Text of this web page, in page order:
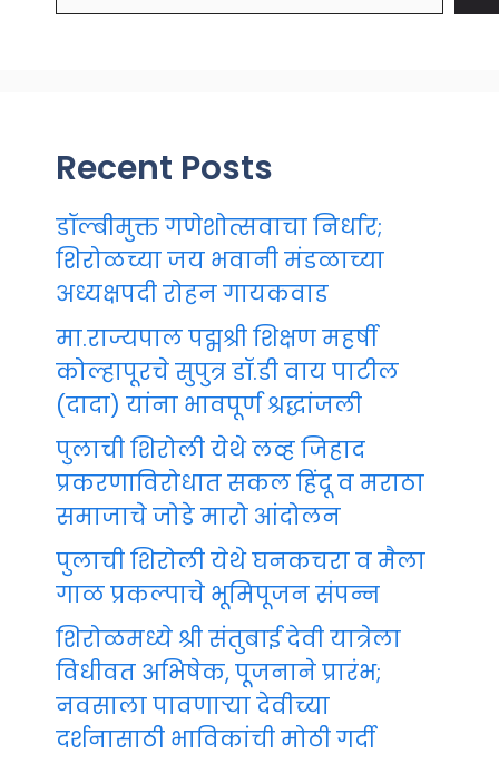
Recent Posts
डॉल्बीमुक्त गणेशोत्सवाचा निर्धार;
शिरोळच्या जय भवानी मंडळाच्या
अध्यक्षपदी रोहन गायकवाड
मा.राज्यपाल पद्मश्री शिक्षण महर्षी
कोल्हापूरचे सुपुत्र डॉ.डी वाय पाटील
(दादा) यांना भावपूर्ण श्रद्धांजली
पुलाची शिरोली येथे लव्ह जिहाद
प्रकरणाविरोधात सकल हिंदू व मराठा
समाजाचे जोडे मारो आंदोलन
पुलाची शिरोली येथे घनकचरा व मैला
गाळ प्रकल्पाचे भूमिपूजन संपन्न
शिरोळमध्ये श्री संतुबाई देवी यात्रेला
विधीवत अभिषेक, पूजनाने प्रारंभ;
नवसाला पावणाऱ्या देवीच्या
दर्शनासाठी भाविकांची मोठी गर्दी